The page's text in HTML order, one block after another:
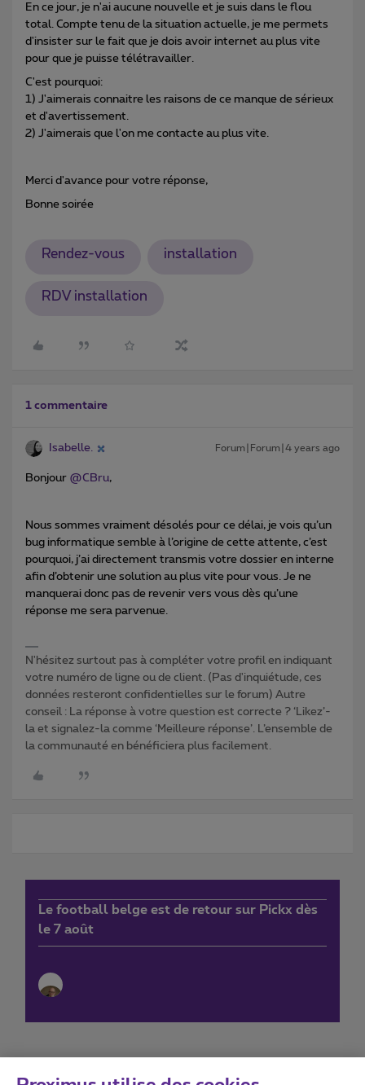
En ce jour, je n'ai aucune nouvelle et je suis dans le flou
total. Compte tenu de la situation actuelle, je me permets
d'insister sur le fait que je dois avoir internet au plus vite
pour que je puisse télétravailler.
C'est pourquoi:
1) J'aimerais connaitre les raisons de ce manque de sérieux
et d'avertissement.
2) J'aimerais que l'on me contacte au plus vite.
Merci d'avance pour votre réponse,
Bonne soirée
Rendez-vous installation
RDV installation
1 commentaire
Isabelle. Forum|Forum|4 years ago
Bonjour @CBru,
Nous sommes vraiment désolés pour ce délai, je vois qu’un
bug informatique semble à l’origine de cette attente, c’est
pourquoi, j’ai directement transmis votre dossier en interne
afin d’obtenir une solution au plus vite pour vous. Je ne
manquerai donc pas de revenir vers vous dès qu’une
réponse me sera parvenue.
N'hésitez surtout pas à compléter votre profil en indiquant
votre numéro de ligne ou de client. (Pas d'inquiétude, ces
données resteront confidentielles sur le forum) Autre
conseil : La réponse à votre question est correcte ? ‘Likez’-
la et signalez-la comme ‘Meilleure réponse’. L’ensemble de
la communauté en bénéficiera plus facilement.
Le football belge est de retour sur Pickx dès
le 7 août